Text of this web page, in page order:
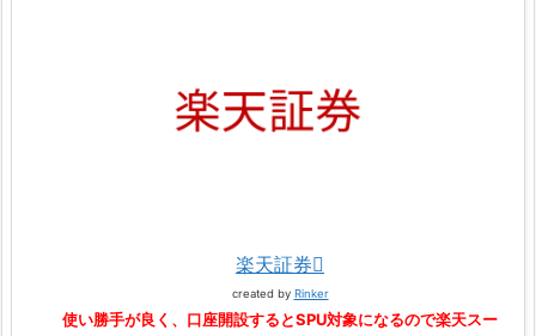
楽天証券
created by Rinker
使い勝手が良く、口座開設するとSPU対象になるので楽天スー